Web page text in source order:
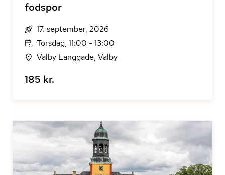
fodspor
17. september, 2026
Torsdag, 11:00 - 13:00
Valby Langgade, Valby
185 kr.